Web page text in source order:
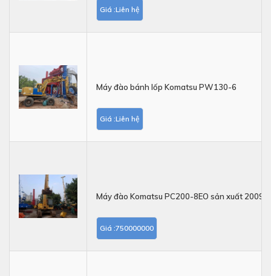
Giá :Liên hệ
Máy đào bánh lốp Komatsu PW130-6
Giá :Liên hệ
Máy đào Komatsu PC200-8EO sản xuất 2009
Giá :750000000